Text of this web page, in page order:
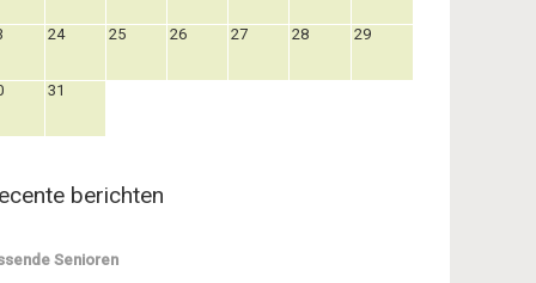
24 25 26 27 28 29
31
berichten
Senioren